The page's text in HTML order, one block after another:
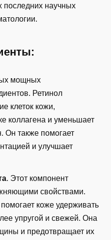
последних научных
мощных
Ретинол
клеток кожи,
коллагена и уменьшает
Он также помогает
и улучшает
. Этот компонент
свойствами.
коже удерживать
упругой и свежей. Она
и предотвращает их